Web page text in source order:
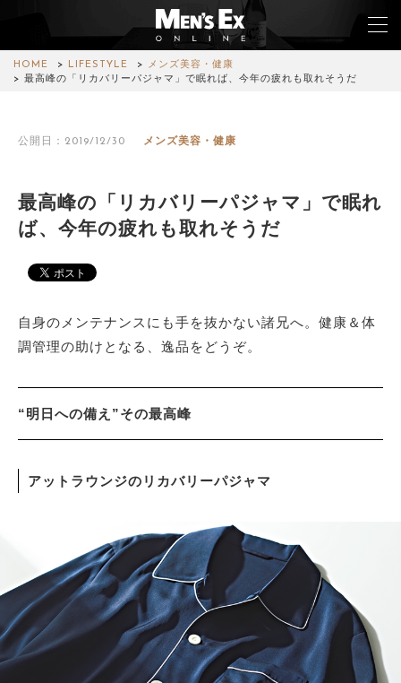
HOME LIFESTYLE
メンズ美容・健康
最高峰の「リカバリーパジャマ」で眠れば、今年の疲れも取れそうだ
公開日：2019/12/30 メンズ美容・健康
最高峰の「リカバリーパジャマ」で眠れ
ば、今年の疲れも取れそうだ
自身のメンテナンスにも手を抜かない諸兄へ。健康＆体
調管理の助けとなる、逸品をどうぞ。
“明日への備え”その最高峰
アットラウンジのリカバリーパジャマ
WATCH
CAR&BIKE
LIFESTYLE
COLUMN
MAGAZINE